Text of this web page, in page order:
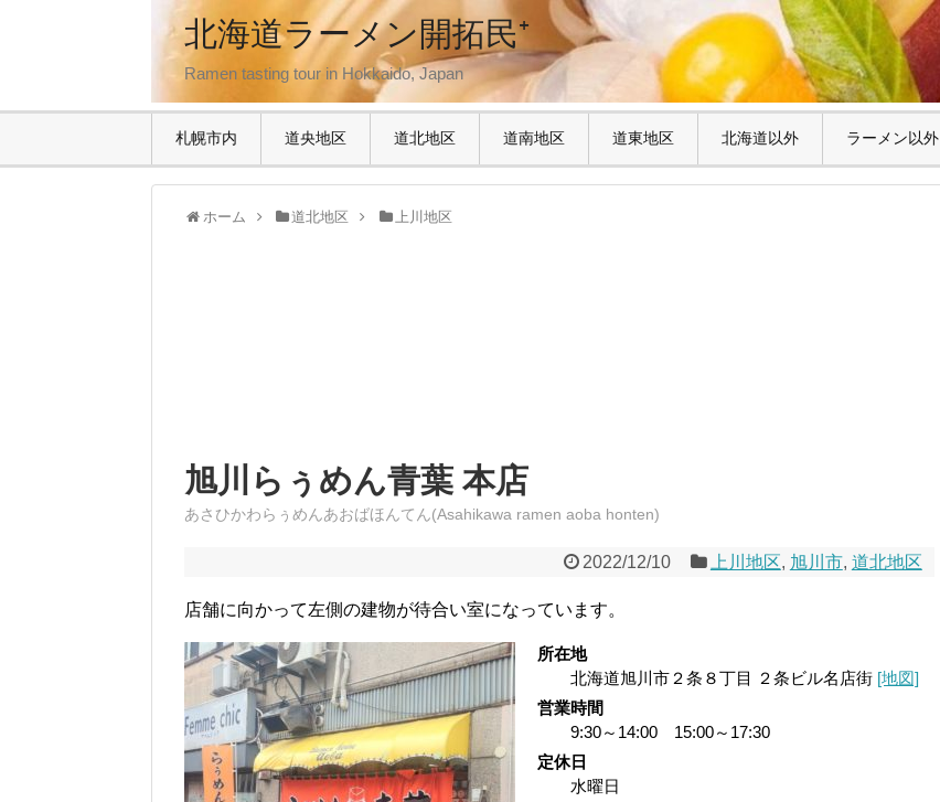
北海道ラーメン開拓民⁺
Ramen tasting tour in Hokkaido, Japan
札幌市内 道央地区 道北地区 道南地区 道東地区 北海道以外 ラーメン以外
ホーム 道北地区 上川地区
旭川らぅめん青葉 本店
あさひかわらぅめんあおばほんてん(Asahikawa ramen aoba honten)
2022/12/10 上川地区, 旭川市, 道北地区
店舗に向かって左側の建物が待合い室になっています。
所在地
北海道旭川市２条８丁目 ２条ビル名店街 [地図]
営業時間
9:30～14:00 15:00～17:30
定休日
水曜日